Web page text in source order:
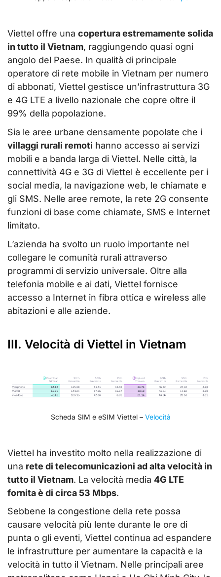
Viettel offre una copertura estremamente solida
in tutto il Vietnam, raggiungendo quasi ogni
angolo del Paese. In qualità di principale
operatore di rete mobile in Vietnam per numero
di abbonati, Viettel gestisce un’infrastruttura 3G
e 4G LTE a livello nazionale che copre oltre il
99% della popolazione.
Sia le aree urbane densamente popolate che i
villaggi rurali remoti hanno accesso ai servizi
mobili e a banda larga di Viettel. Nelle città, la
connettività 4G e 3G di Viettel è eccellente per i
social media, la navigazione web, le chiamate e
gli SMS. Nelle aree remote, la rete 2G consente
funzioni di base come chiamate, SMS e Internet
limitato.
L’azienda ha svolto un ruolo importante nel
collegare le comunità rurali attraverso
programmi di servizio universale. Oltre alla
telefonia mobile e ai dati, Viettel fornisce
accesso a Internet in fibra ottica e wireless alle
abitazioni e alle aziende.
III. Velocità di Viettel in Vietnam
Scheda SIM e eSIM Viettel – Velocità
Viettel ha investito molto nella realizzazione di
una rete di telecomunicazioni ad alta velocità in
tutto il Vietnam. La velocità media 4G LTE
fornita è di circa 53 Mbps.
Sebbene la congestione della rete possa
causare velocità più lente durante le ore di
punta o gli eventi, Viettel continua ad espandere
le infrastrutture per aumentare la capacità e la
velocità in tutto il Vietnam. Nelle principali aree